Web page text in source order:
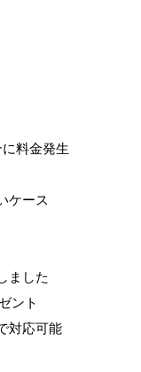
料金発生
ケース
ました
ント
対応可能